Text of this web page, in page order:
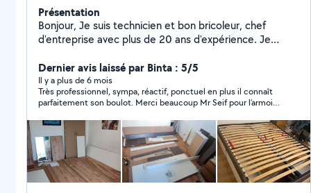
Présentation
Bonjour, Je suis technicien et bon bricoleur, chef
d'entreprise avec plus de 20 ans d'expérience. Je
selon mes disponibilités. Il m'arrive parfois de recevoir
des demandes privées en dehors du périmètre
d'activité enregistré sur Allô Voisin. Dans ce cas, je ne
peux malheureusement pas y répondre en raison des
paramètres de la plateforme. En cas d'absence de
réponse à votre appel, merci de bien vouloir me laisser
un SMS au numéro indiqué sur mon profil. Étant souvent
en intervention, il m'arrive de rentrer tard. Merci pour
votre compréhension et à bientôt !
Dernier avis laissé par Binta : 5/5
Il y a plus de 6 mois
Très professionnel, sympa, réactif, ponctuel en plus il connaît
parfaitement son boulot. Merci beaucoup Mr Seif pour l’armoire